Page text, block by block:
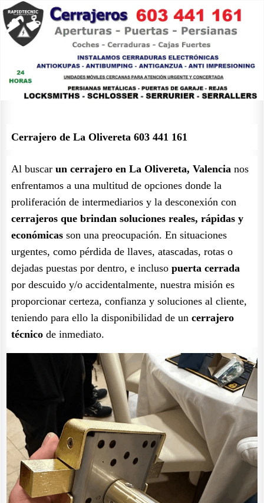
Cerrajero de La Olivereta 603 441 161
Al buscar un cerrajero en La Olivereta, Valencia nos
enfrentamos a una multitud de opciones donde la
proliferación de intermediarios y la desconexión con
cerrajeros que brindan soluciones reales, rápidas y
económicas son una preocupación. En situaciones
urgentes, como pérdida de llaves, atascadas, rotas o
dejadas puestas por dentro, e incluso puerta cerrada
por descuido y/o accidentalmente, nuestra misión es
proporcionar certeza, confianza y soluciones al cliente,
teniendo para ello la disponibilidad de un cerrajero
técnico de inmediato.